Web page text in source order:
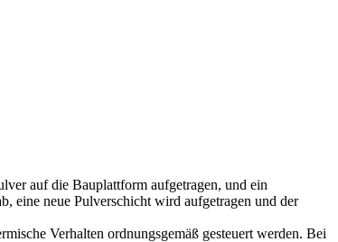
auf die Bauplattform aufgetragen, und ein
eine neue Pulverschicht wird aufgetragen und der
Verhalten ordnungsgemäß gesteuert werden. Bei